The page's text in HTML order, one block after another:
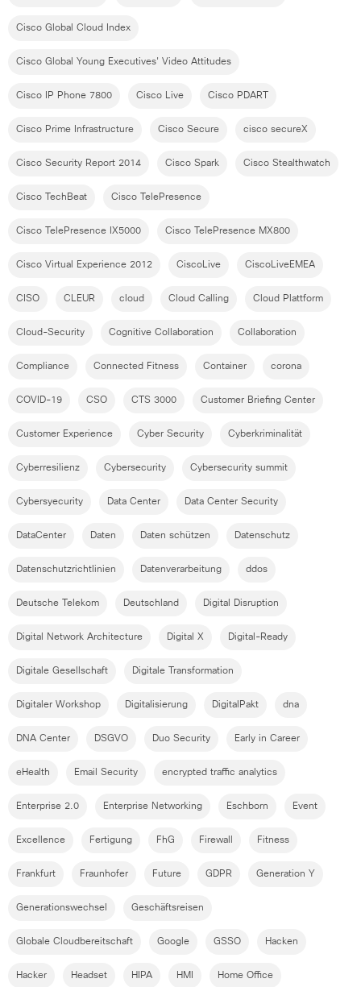
Cisco Global Cloud Index
Cisco Global Young Executives' Video Attitudes
Cisco IP Phone 7800 Cisco Live Cisco PDART
Cisco Prime Infrastructure Cisco Secure cisco secureX
Cisco Security Report 2014 Cisco Spark Cisco Stealthwatch
Cisco TechBeat Cisco TelePresence
Cisco TelePresence IX5000 Cisco TelePresence MX800
Cisco Virtual Experience 2012 CiscoLive CiscoLiveEMEA
CISO CLEUR cloud Cloud Calling Cloud Plattform
Cloud-Security Cognitive Collaboration Collaboration
Compliance Connected Fitness Container corona
COVID-19 CSO CTS 3000 Customer Briefing Center
Customer Experience Cyber Security Cyberkriminalität
Cyberresilienz Cybersecurity Cybersecurity summit
Cybersyecurity Data Center Data Center Security
DataCenter Daten Daten schützen Datenschutz
Datenschutzrichtlinien Datenverarbeitung ddos
Deutsche Telekom Deutschland Digital Disruption
Digital Network Architecture Digital X Digital-Ready
Digitale Gesellschaft Digitale Transformation
Digitaler Workshop Digitalisierung DigitalPakt dna
DNA Center DSGVO Duo Security Early in Career
eHealth Email Security encrypted traffic analytics
Enterprise 2.0 Enterprise Networking Eschborn Event
Excellence Fertigung FhG Firewall Fitness
Frankfurt Fraunhofer Future GDPR Generation Y
Generationswechsel Geschäftsreisen
Globale Cloudbereitschaft Google GSSO Hacken
Hacker Headset HIPA HMI Home Office